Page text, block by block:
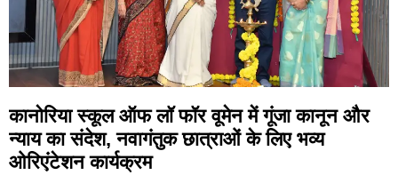
कानोरिया स्कूल ऑफ लॉ फॉर वूमेन में गूंजा कानून और
न्याय का संदेश, नवागंतुक छात्राओं के लिए भव्य
ओरिएंटेशन कार्यक्रम